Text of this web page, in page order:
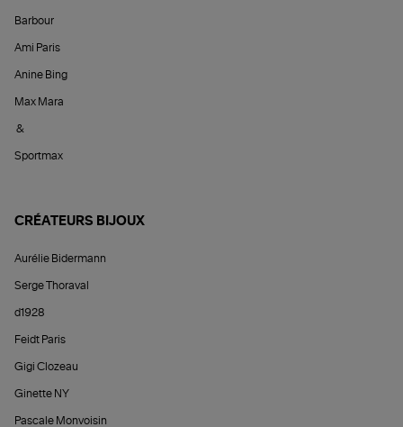
Barbour
Ami Paris
Anine Bing
Max Mara
&
Sportmax
CRÉATEURS BIJOUX
Aurélie Bidermann
Serge Thoraval
d1928
Feidt Paris
Gigi Clozeau
Ginette NY
Pascale Monvoisin